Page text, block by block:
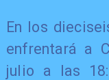
En los
enfrentará a
julio a las